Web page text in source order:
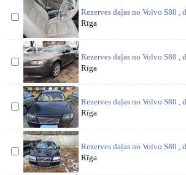
Rezerves daļas no Volvo S80
Rīga
Rezerves daļas no Volvo S80
Rīga
Rezerves daļas no Volvo S80
Rīga
Rezerves daļas no Volvo S80
Rīga